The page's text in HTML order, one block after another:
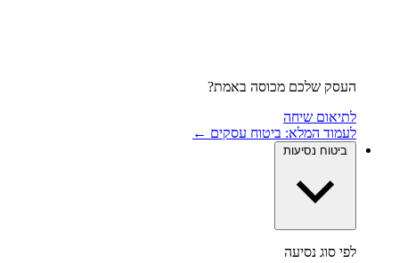
העסק שלכם מכוסה באמת?
לתיאום שיחה
לעמוד המלא: ביטוח עסקים ←
ביטוח נסיעות
לפי סוג נסיעה